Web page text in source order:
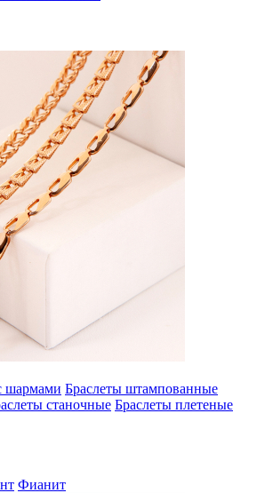
шармами Браслеты штампованные
станочные Браслеты плетеные
Фианит